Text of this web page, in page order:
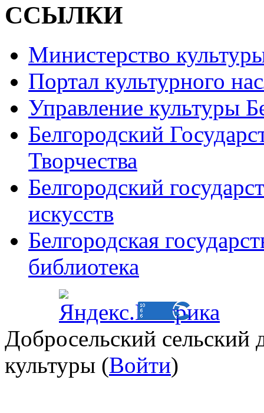
ССЫЛКИ
Министерство
Портал культурного
Управление культуры
Белгородский
Творчества
Белгородский
искусств
Белгородская
библиотека
Добросельский сельский
культуры (Войти)